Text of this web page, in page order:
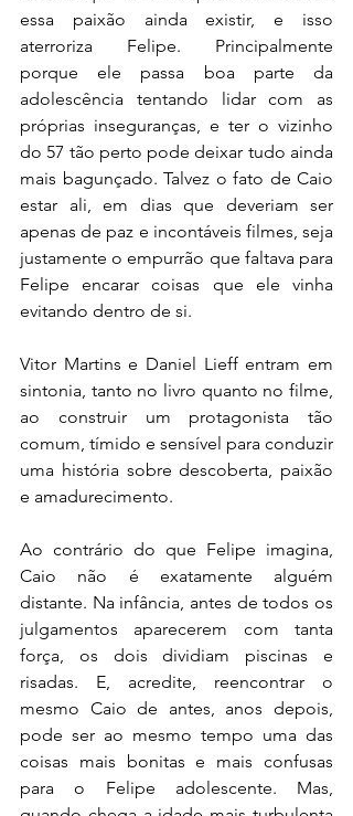
essa paixão ainda existir, e isso
aterroriza Felipe. Principalmente
porque ele passa boa parte da
adolescência tentando lidar com as
próprias inseguranças, e ter o vizinho
do 57 tão perto pode deixar tudo ainda
mais bagunçado. Talvez o fato de Caio
estar ali, em dias que deveriam ser
apenas de paz e incontáveis filmes, seja
justamente o empurrão que faltava para
Felipe encarar coisas que ele vinha
evitando dentro de si.
Vitor Martins e Daniel Lieff entram em
sintonia, tanto no livro quanto no filme,
ao construir um protagonista tão
comum, tímido e sensível para conduzir
uma história sobre descoberta, paixão
e amadurecimento.
Ao contrário do que Felipe imagina,
Caio não é exatamente alguém
distante. Na infância, antes de todos os
julgamentos aparecerem com tanta
força, os dois dividiam piscinas e
risadas. E, acredite, reencontrar o
mesmo Caio de antes, anos depois,
pode ser ao mesmo tempo uma das
coisas mais bonitas e mais confusas
para o Felipe adolescente. Mas,